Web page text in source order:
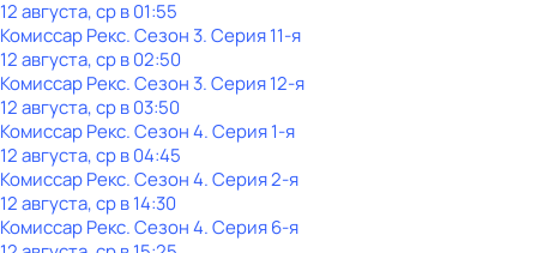
12 августа, ср в 01:55
Комиссар Рекс. Сезон 3. Серия 11-я
12 августа, ср в 02:50
Комиссар Рекс. Сезон 3. Серия 12-я
12 августа, ср в 03:50
Комиссар Рекс. Сезон 4. Серия 1-я
12 августа, ср в 04:45
Комиссар Рекс. Сезон 4. Серия 2-я
12 августа, ср в 14:30
Комиссар Рекс. Сезон 4. Серия 6-я